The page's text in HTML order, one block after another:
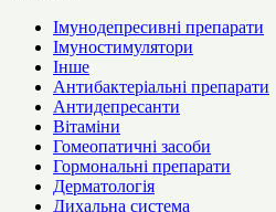
Імунодепресивні препарати
Імуностимулятори
Інше
Антибактеріальні препарати
Антидепресанти
Вітаміни
Гомеопатичні засоби
Гормональні препарати
Дерматологія
Дихальна система